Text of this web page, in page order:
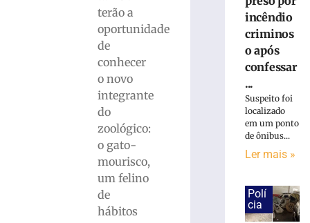
terão a
oportunidade
de
conhecer
o novo
integrante
do
zoológico:
o gato-
mourisco,
um felino
de
hábitos
projeto
Cidade
Inteligente
incêndio
criminos
o após
confessar
...
Suspeito foi
localizado
em um ponto
de ônibus...
Ler mais »
Polí
cia